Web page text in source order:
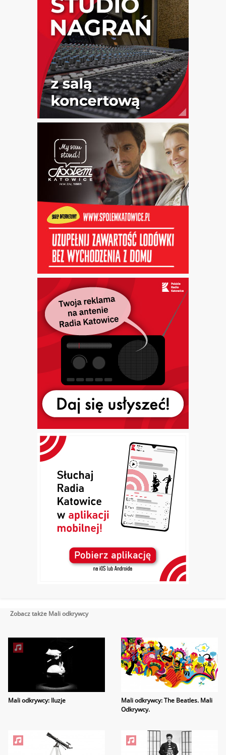
Zobacz także Mali odkrywcy
Mali odkrywcy: Iluzje
Mali odkrywcy: The Beatles. Mali
Odkrywcy.